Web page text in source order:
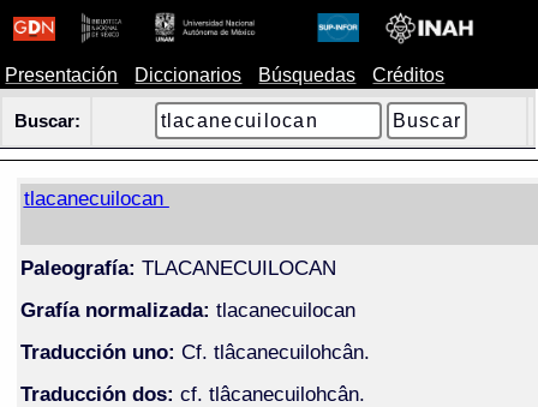
Presentación Diccionarios Búsquedas Créditos
Buscar:
tlacanecuilocan
Paleografía: TLACANECUILOCAN
Grafía normalizada: tlacanecuilocan
Traducción uno: Cf. tlâcanecuilohcân.
Traducción dos: cf. tlâcanecuilohcân.